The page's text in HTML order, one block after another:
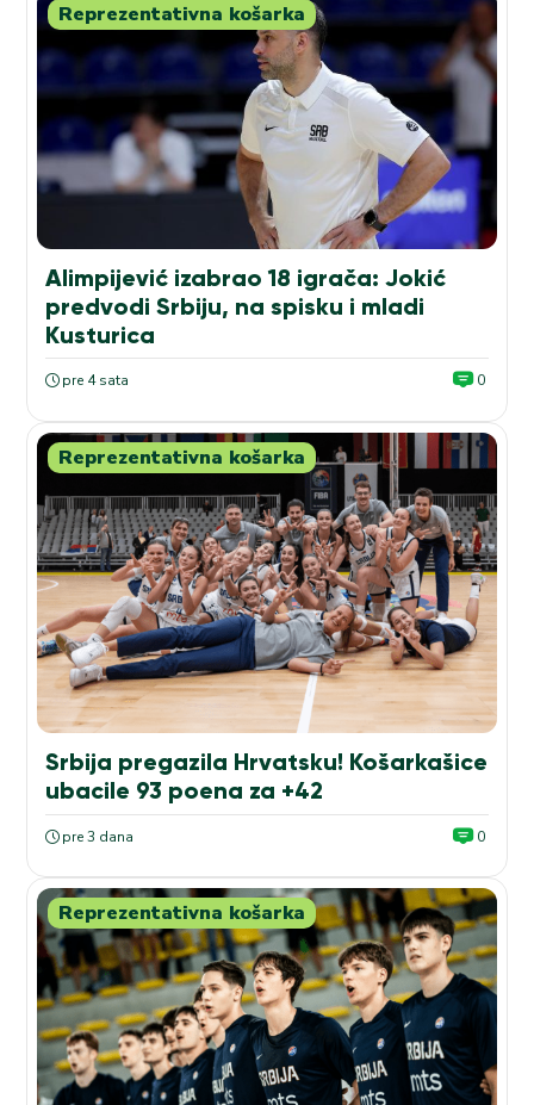
Reprezentativna košarka
Alimpijević izabrao 18 igrača: Jokić
predvodi Srbiju, na spisku i mladi
Kusturica
pre 4 sata 0
Reprezentativna košarka
Srbija pregazila Hrvatsku! Košarkašice
ubacile 93 poena za +42
pre 3 dana 0
Reprezentativna košarka